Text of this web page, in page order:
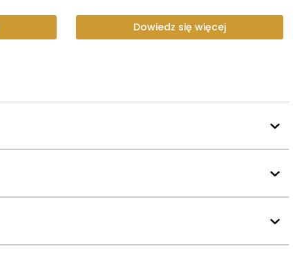
Dowiedz się więcej